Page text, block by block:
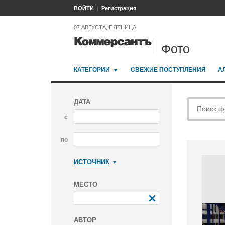
ВОЙТИ Регистрация
07 АВГУСТА, ПЯТНИЦА
Фото
КАТЕГОРИИ СВЕЖИЕ ПОСТУПЛЕНИЯ
ДАТА
с
по
ИСТОЧНИК
МЕСТО
АВТОР